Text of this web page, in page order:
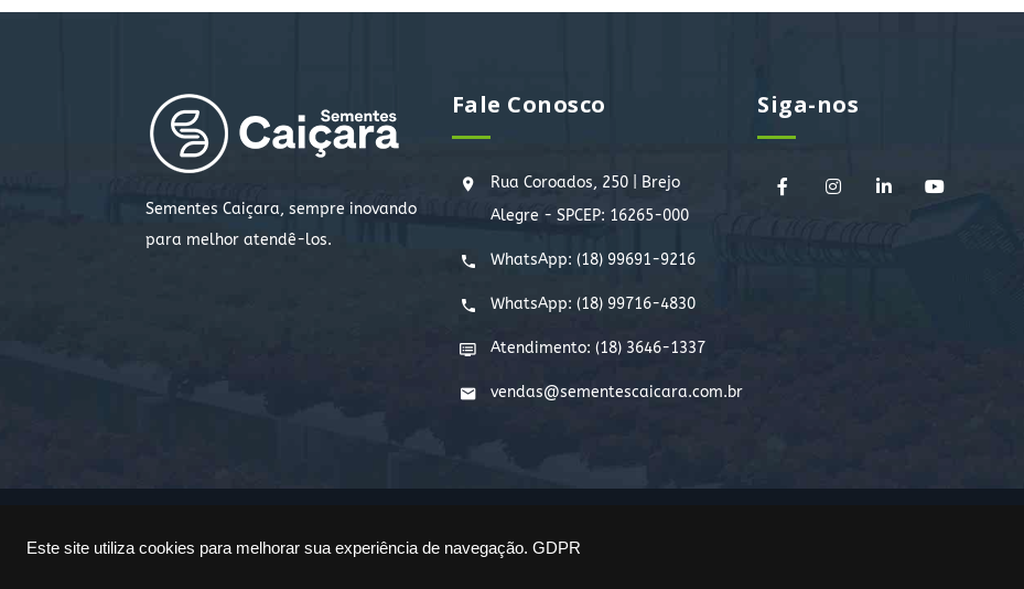
Este site utiliza cookies para melhorar sua experiência de navegação. GDPR
Sementes Caiçara, sempre inovando
para melhor atendê-los.
Fale Conosco
Rua Coroados, 250 | Brejo
Alegre - SPCEP: 16265-000
WhatsApp: (18) 99691-9216
WhatsApp: (18) 99716-4830
Atendimento: (18) 3646-1337
vendas@sementescaicara.com.br
Siga-nos